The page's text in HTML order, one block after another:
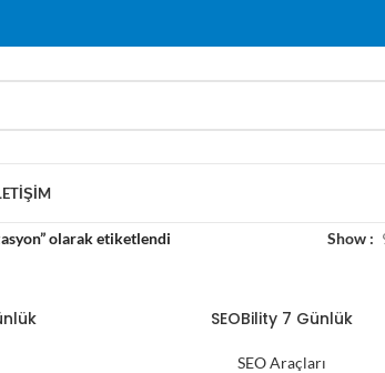
olarak etiketlendi Show
SEOBility 7 Günlük
SEO Araçları